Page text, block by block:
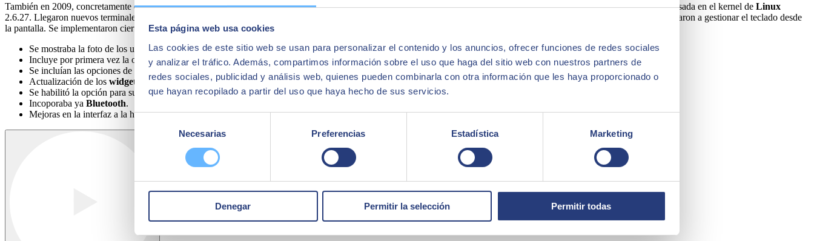
Esta página web usa cookies
Las cookies de este sitio web se usan para personalizar el contenido y los anuncios, ofrecer funciones de redes sociales
y analizar el tráfico. Además, compartimos información sobre el uso que haga del sitio web con nuestros partners de
redes sociales, publicidad y análisis web, quienes pueden combinarla con otra información que les haya proporcionado o
que hayan recopilado a partir del uso que haya hecho de sus servicios.
Selección
de
consentimiento
Necesarias Preferencias Estadística Marketing
Denegar Permitir la selección Permitir todas
También en 2009, concretamente el 27 de abril, lanzaron la actualización Android 1.5 Cupcake, la primera que utilizó de forma oficial un nombre basado en un postre. Estaba basada en el kernel de Linux
2.6.27. Llegaron nuevos terminales, como el HTC Magic o el HTC myTouch 3G, que ya incorporaban algo novedoso: la
, por lo que los usuarios comenzaron a gestionar el teclado desde
la pantalla. Se implementaron ciertas mejoras en la interfaz, al tiempo que contenía nuevas características.
Se mostraba la foto de los usuarios en los contactos.
Incluye por primera vez la opción de autorotación de la pantalla.
Se incluían las opciones de copiar y pegar al utilizar el navegador web.
Actualización de los widgets
: añadía las vistas en miniaturas de las aplicaciones que se podían incrustar, por ejemplo, en la pantalla de inicio.
Se habilitó la opción para subir vídeos aYoutubey fotos a la plataforma Picasa.
Incoporaba ya Bluetooth.
Mejoras en la interfaz a la hora de grabar y reproducir vídeos.